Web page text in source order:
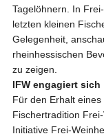
Tagelöhnern. In
letzten kleinen
Gelegenheit,
rheinhessischen
zu zeigen.
IFW engagiert sich
Für den Erhalt
Fischertradition
Initiative Frei-